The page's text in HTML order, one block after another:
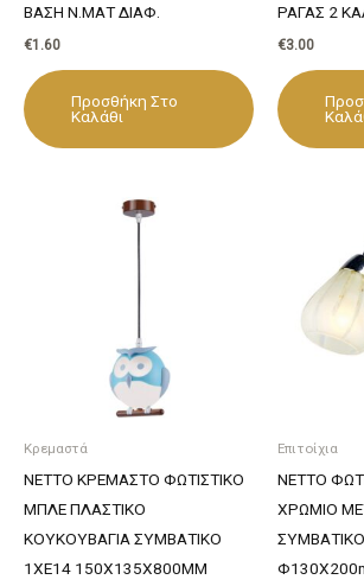
ΒΑΣΗ Ν.ΜΑΤ ΔΙΑΦ.
€1.60
Προσθήκη Στο
Καλάθι
ΡΑΓΑΣ 2
€3.00
Κρεμαστά
NETTO ΚΡΕΜΑΣΤΟ ΦΩΤΙΣΤΙΚΟ
ΜΠΛΕ ΠΛΑΣΤΙΚΟ
ΚΟΥΚΟΥΒΑΓΙΑ ΣΥΜΒΑΤΙΚΟ
1ΧΕ14 150Χ135Χ800ΜM
Επιτοίχια
NETTO
ΧΡΩΜΙΟ